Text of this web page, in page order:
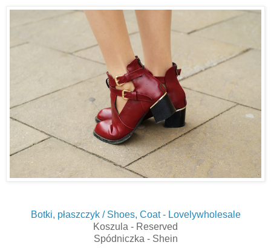
Botki, płaszczyk / Shoes, Coat - Lovelywholesale
Koszula - Reserved
Spódniczka - Shein